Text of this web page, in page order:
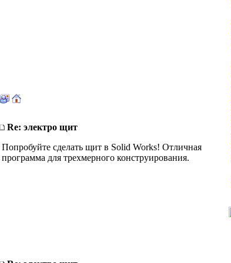
Re: электро щит
Попробуйте сделать щит в Solid Works! Отличная
программа для трехмерного конструирования.